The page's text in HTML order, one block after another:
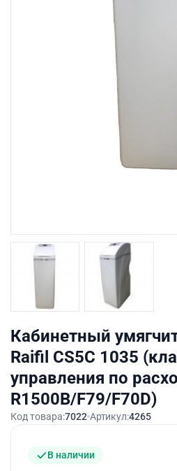
Кабинетный
Raifil СS5C 1035
управления по
R1500B/F79/F70D)
Код товара:7022 Артикул:4265
В наличии